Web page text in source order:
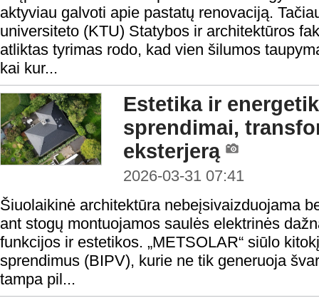
aktyviau galvoti apie pastatų renovaciją.
universiteto (KTU) Statybos ir architektūros
atliktas tyrimas rodo, kad vien šilumos
kai kur...
Estetika ir
sprendimai,
eksterjerą
2026-03-31 07:41
Šiuolaikinė architektūra nebeįsivaizduojama
ant stogų montuojamos saulės elektrinės
funkcijos ir estetikos. „METSOLAR“ siūlo
sprendimus (BIPV), kurie ne tik generuoja
tampa pil...